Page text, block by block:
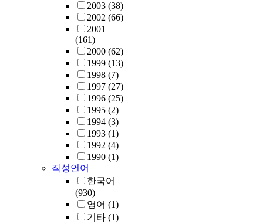
2003 (38)
2002 (66)
2001
(161)
2000 (62)
1999 (13)
1998 (7)
1997 (27)
1996 (25)
1995 (2)
1994 (3)
1993 (1)
1992 (4)
1990 (1)
작성언어
한국어
(930)
영어 (1)
기타 (1)